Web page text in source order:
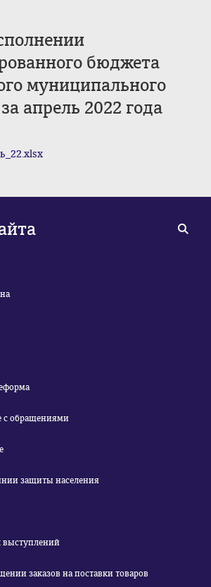
бюджета
муниципального
апрель 2022 года
с обращениями
защиты населения
заказов на поставки товаров